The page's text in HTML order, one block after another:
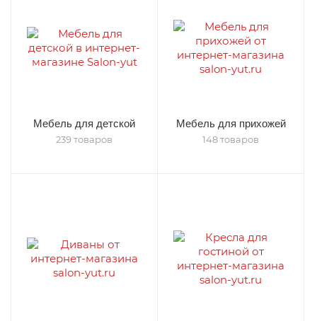
Мебель для детской
239 товаров
Мебель для прихожей
148 товаров